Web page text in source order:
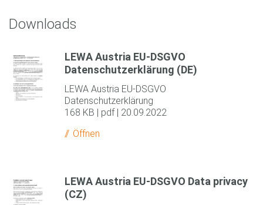
Downloads
LEWA Austria EU-DSGVO
Datenschutzerklärung (DE)
LEWA Austria EU-DSGVO
Datenschutzerklärung
168 KB | pdf | 20.09.2022
Öffnen
LEWA Austria EU-DSGVO Data privacy
(CZ)